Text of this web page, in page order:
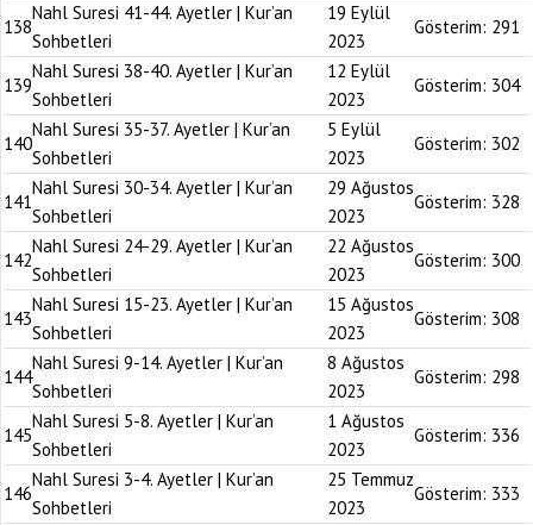
138
Nahl Suresi 41-44. Ayetler | Kur’an
Sohbetleri
19 Eylül
2023
Gösterim: 291
139
Nahl Suresi 38-40. Ayetler | Kur’an
Sohbetleri
12 Eylül
2023
Gösterim: 304
140
Nahl Suresi 35-37. Ayetler | Kur’an
Sohbetleri
5 Eylül
2023
Gösterim: 302
141
Nahl Suresi 30-34. Ayetler | Kur’an
Sohbetleri
29 Ağustos
2023
Gösterim: 328
142
Nahl Suresi 24-29. Ayetler | Kur’an
Sohbetleri
22 Ağustos
2023
Gösterim: 300
143
Nahl Suresi 15-23. Ayetler | Kur’an
Sohbetleri
15 Ağustos
2023
Gösterim: 308
144
Nahl Suresi 9-14. Ayetler | Kur’an
Sohbetleri
8 Ağustos
2023
Gösterim: 298
145
Nahl Suresi 5-8. Ayetler | Kur’an
Sohbetleri
1 Ağustos
2023
Gösterim: 336
146
Nahl Suresi 3-4. Ayetler | Kur’an
Sohbetleri
25 Temmuz
2023
Gösterim: 333